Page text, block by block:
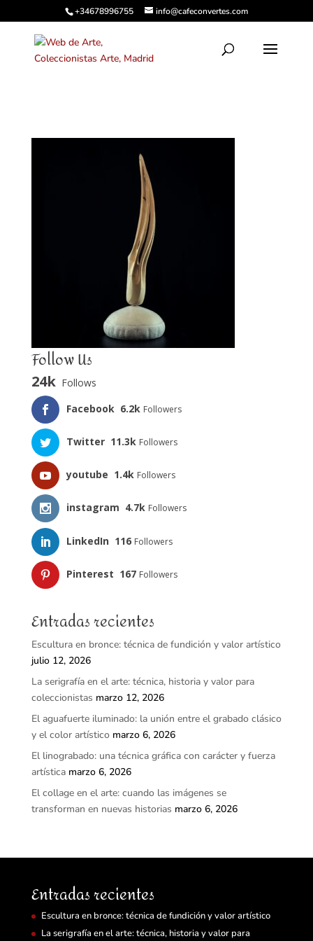
+34678996755 info@cafeconvertes.com
Follow Us
24k Follows
Facebook 6.2k Followers
Twitter 11.3k Followers
youtube 1.4k Followers
instagram 4.7k Followers
LinkedIn 116 Followers
Pinterest 167 Followers
Entradas recientes
Escultura en bronce: técnica de fundición y valor artístico
julio 12, 2026
La serigrafía en el arte: técnica, historia y valor para
coleccionistas marzo 12, 2026
El aguafuerte iluminado: la unión entre el grabado clásico
y el color artístico marzo 6, 2026
El linograbado: una técnica gráfica con carácter y fuerza
artística marzo 6, 2026
El collage en el arte: cuando las imágenes se
transforman en nuevas historias marzo 6, 2026
Entradas recientes
Escultura en bronce: técnica de fundición y valor artístico
La serigrafía en el arte: técnica, historia y valor para